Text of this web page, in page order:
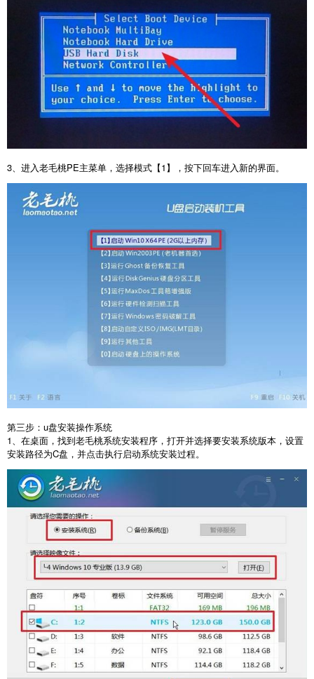
3、进入老毛桃PE主菜单，选择模式【1】，按下回车进入新的界面。
第三步： u盘安装操作系统
1、在桌面，找到老毛桃系统安装程序，打开并选择要安装系统版本，设置
安装路径为C盘，并点击执行启动系统安装过程。